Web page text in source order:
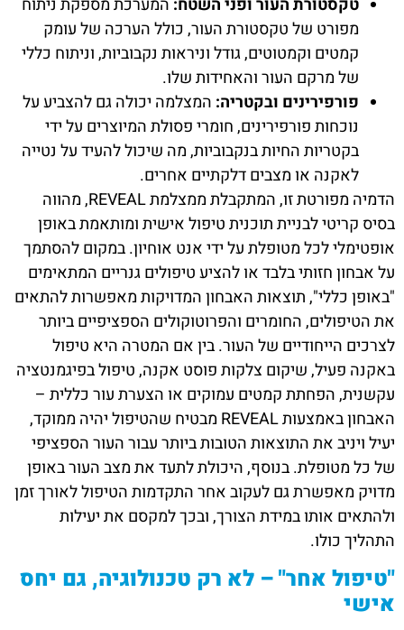
טקסטורת העור ופני השטח: המערכת מספקת ניתוח
מפורט של טקסטורת העור, כולל הערכה של עומק
קמטים וקמטוטים, גודל וניראות נקבוביות, וניתוח כללי
של מרקם העור והאחידות שלו.
פורפירינים ובקטריה: המצלמה יכולה גם להצביע על
נוכחות פורפירינים, חומרי פסולת המיוצרים על ידי
בקטריות החיות בנקבוביות, מה שיכול להעיד על נטייה
לאקנה או מצבים דלקתיים אחרים.
הדמיה מפורטת זו, המתקבלת ממצלמת REVEAL, מהווה
בסיס קריטי לבניית תוכנית טיפול אישית ומותאמת באופן
אופטימלי לכל מטופלת על ידי אנט אוחיון. במקום להסתמך
על אבחון חזותי בלבד או להציע טיפולים גנריים המתאימים
"באופן כללי", תוצאות האבחון המדויקות מאפשרות להתאים
את הטיפולים, החומרים והפרוטוקולים הספציפיים ביותר
לצרכים הייחודיים של העור. בין אם המטרה היא טיפול
באקנה פעיל, שיקום צלקות פוסט אקנה, טיפול בפיגמנטציה
עקשנית, הפחתת קמטים עמוקים או הצערת עור כללית –
האבחון באמצעות REVEAL מבטיח שהטיפול יהיה ממוקד,
יעיל ויניב את התוצאות הטובות ביותר עבור העור הספציפי
של כל מטופלת. בנוסף, היכולת לתעד את מצב העור באופן
מדויק מאפשרת גם לעקוב אחר התקדמות הטיפול לאורך זמן
ולהתאים אותו במידת הצורך, ובכך למקסם את יעילות
התהליך כולו.
"טיפול אחר" – לא רק טכנולוגיה, גם יחס
אישי